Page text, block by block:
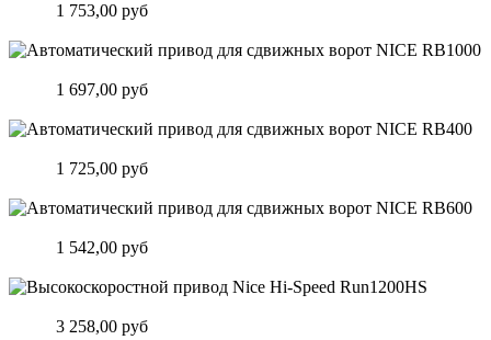
1 753,00 руб
1 697,00 руб
1 725,00 руб
1 542,00 руб
3 258,00 руб